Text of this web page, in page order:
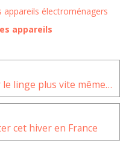
appareils
Des astuces pour faire sécher le linge plus vite même à l’intérieur
cet hiver en France